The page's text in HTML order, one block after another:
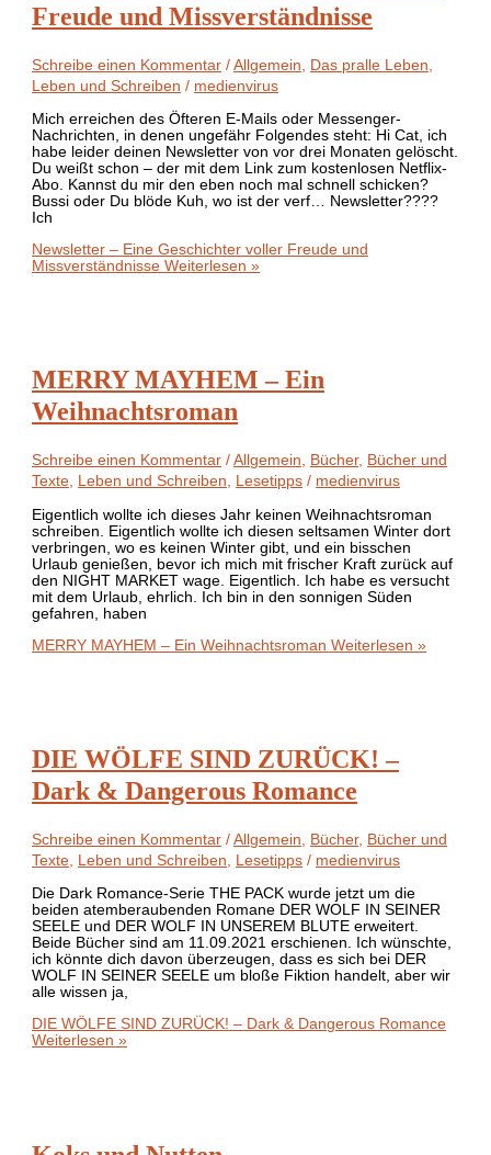
Freude und Missverständnisse
Schreibe einen Kommentar /Allgemein Das pralle Leben
Leben und Schreiben / medienvirus
Mich erreichen des Öfteren E-Mails oder Messenger-
Nachrichten, in denen ungefähr Folgendes steht: Hi Cat, ich
habe leider deinen Newsletter von vor drei Monaten gelöscht.
Du weißt schon – der mit dem Link zum kostenlosen Netflix-
Abo. Kannst du mir den eben noch mal schnell schicken?
Bussi oder Du blöde Kuh, wo ist der verf… Newsletter????
Ich
Newsletter – Eine Geschichter voller Freude und
Missverständnisse Weiterlesen »
MERRY MAYHEM – Ein
Weihnachtsroman
Schreibe einen Kommentar /Allgemein, Bücher, Bücher und
Texte, Leben und Schreiben, Lesetipps / medienvirus
Eigentlich wollte ich dieses Jahr keinen Weihnachtsroman
schreiben. Eigentlich wollte ich diesen seltsamen Winter dort
verbringen, wo es keinen Winter gibt, und ein bisschen
Urlaub genießen, bevor ich mich mit frischer Kraft zurück auf
den NIGHT MARKET wage. Eigentlich. Ich habe es versucht
mit dem Urlaub, ehrlich. Ich bin in den sonnigen Süden
gefahren, haben
MERRY MAYHEM – Ein Weihnachtsroman Weiterlesen »
DIE WÖLFE SIND ZURÜCK! –
Dark & Dangerous Romance
Schreibe einen Kommentar /Allgemein Bücher, Bücher und
Texte Leben und Schreiben Lesetipps / medienvirus
Die Dark Romance-Serie THE PACK wurde jetzt um die
beiden atemberaubenden Romane DER WOLF IN SEINER
SEELE und DER WOLF IN UNSEREM BLUTE erweitert.
Beide Bücher sind am 11.09.2021 erschienen. Ich wünschte,
ich könnte dich davon überzeugen, dass es sich bei DER
WOLF IN SEINER SEELE um bloße Fiktion handelt, aber wir
alle wissen ja,
DIE WÖLFE SIND ZURÜCK! – Dark & Dangerous Romance
Weiterlesen »